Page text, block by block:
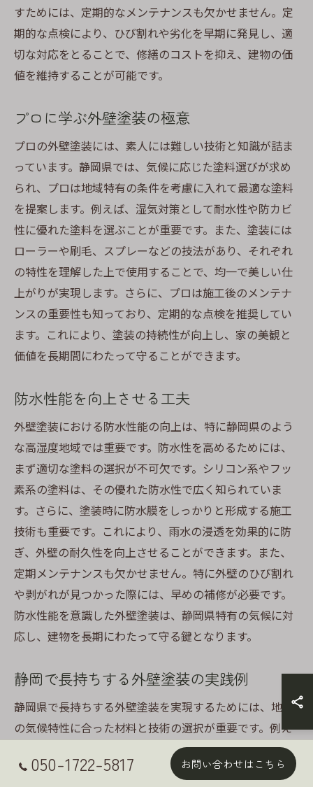
すためには、定期的なメンテナンスも欠かせません。定
期的な点検により、ひび割れや劣化を早期に発見し、適
切な対応をとることで、修繕のコストを抑え、建物の価
値を維持することが可能です。
プロに学ぶ外壁塗装の極意
プロの外壁塗装には、素人には難しい技術と知識が詰ま
っています。静岡県では、気候に応じた塗料選びが求め
られ、プロは地域特有の条件を考慮に入れて最適な塗料
を提案します。例えば、湿気対策として耐水性や防カビ
性に優れた塗料を選ぶことが重要です。また、塗装には
ローラーや刷毛、スプレーなどの技法があり、それぞれ
の特性を理解した上で使用することで、均一で美しい仕
上がりが実現します。さらに、プロは施工後のメンテナ
ンスの重要性も知っており、定期的な点検を推奨してい
ます。これにより、塗装の持続性が向上し、家の美観と
価値を長期間にわたって守ることができます。
防水性能を向上させる工夫
外壁塗装における防水性能の向上は、特に静岡県のよう
な高湿度地域では重要です。防水性を高めるためには、
まず適切な塗料の選択が不可欠です。シリコン系やフッ
素系の塗料は、その優れた防水性で広く知られていま
す。さらに、塗装時に防水膜をしっかりと形成する施工
技術も重要です。これにより、雨水の浸透を効果的に防
ぎ、外壁の耐久性を向上させることができます。また、
定期メンテナンスも欠かせません。特に外壁のひび割れ
や剥がれが見つかった際には、早めの補修が必要です。
防水性能を意識した外壁塗装は、静岡県特有の気候に対
応し、建物を長期にわたって守る鍵となります。
静岡で長持ちする外壁塗装の実践例
静岡県で長持ちする外壁塗装を実現するためには、地域
の気候特性に合った材料と技術の選択が重要です。例え
ば、耐候性に優れた塗料を使用することで、外壁の耐久
性を高めることができます。また、ナノテクノロジーを
050-1722-5817 お問い合わせはこちら